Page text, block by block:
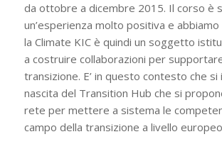
da ottobre a dicembre 2015. Il corso è
un’esperienza molto positiva e
la Climate KIC è quindi un soggetto
a costruire collaborazioni per
transizione. E’ in questo contesto che si
nascita del Transition Hub che si
rete per mettere a sistema le
campo della transizione a livello